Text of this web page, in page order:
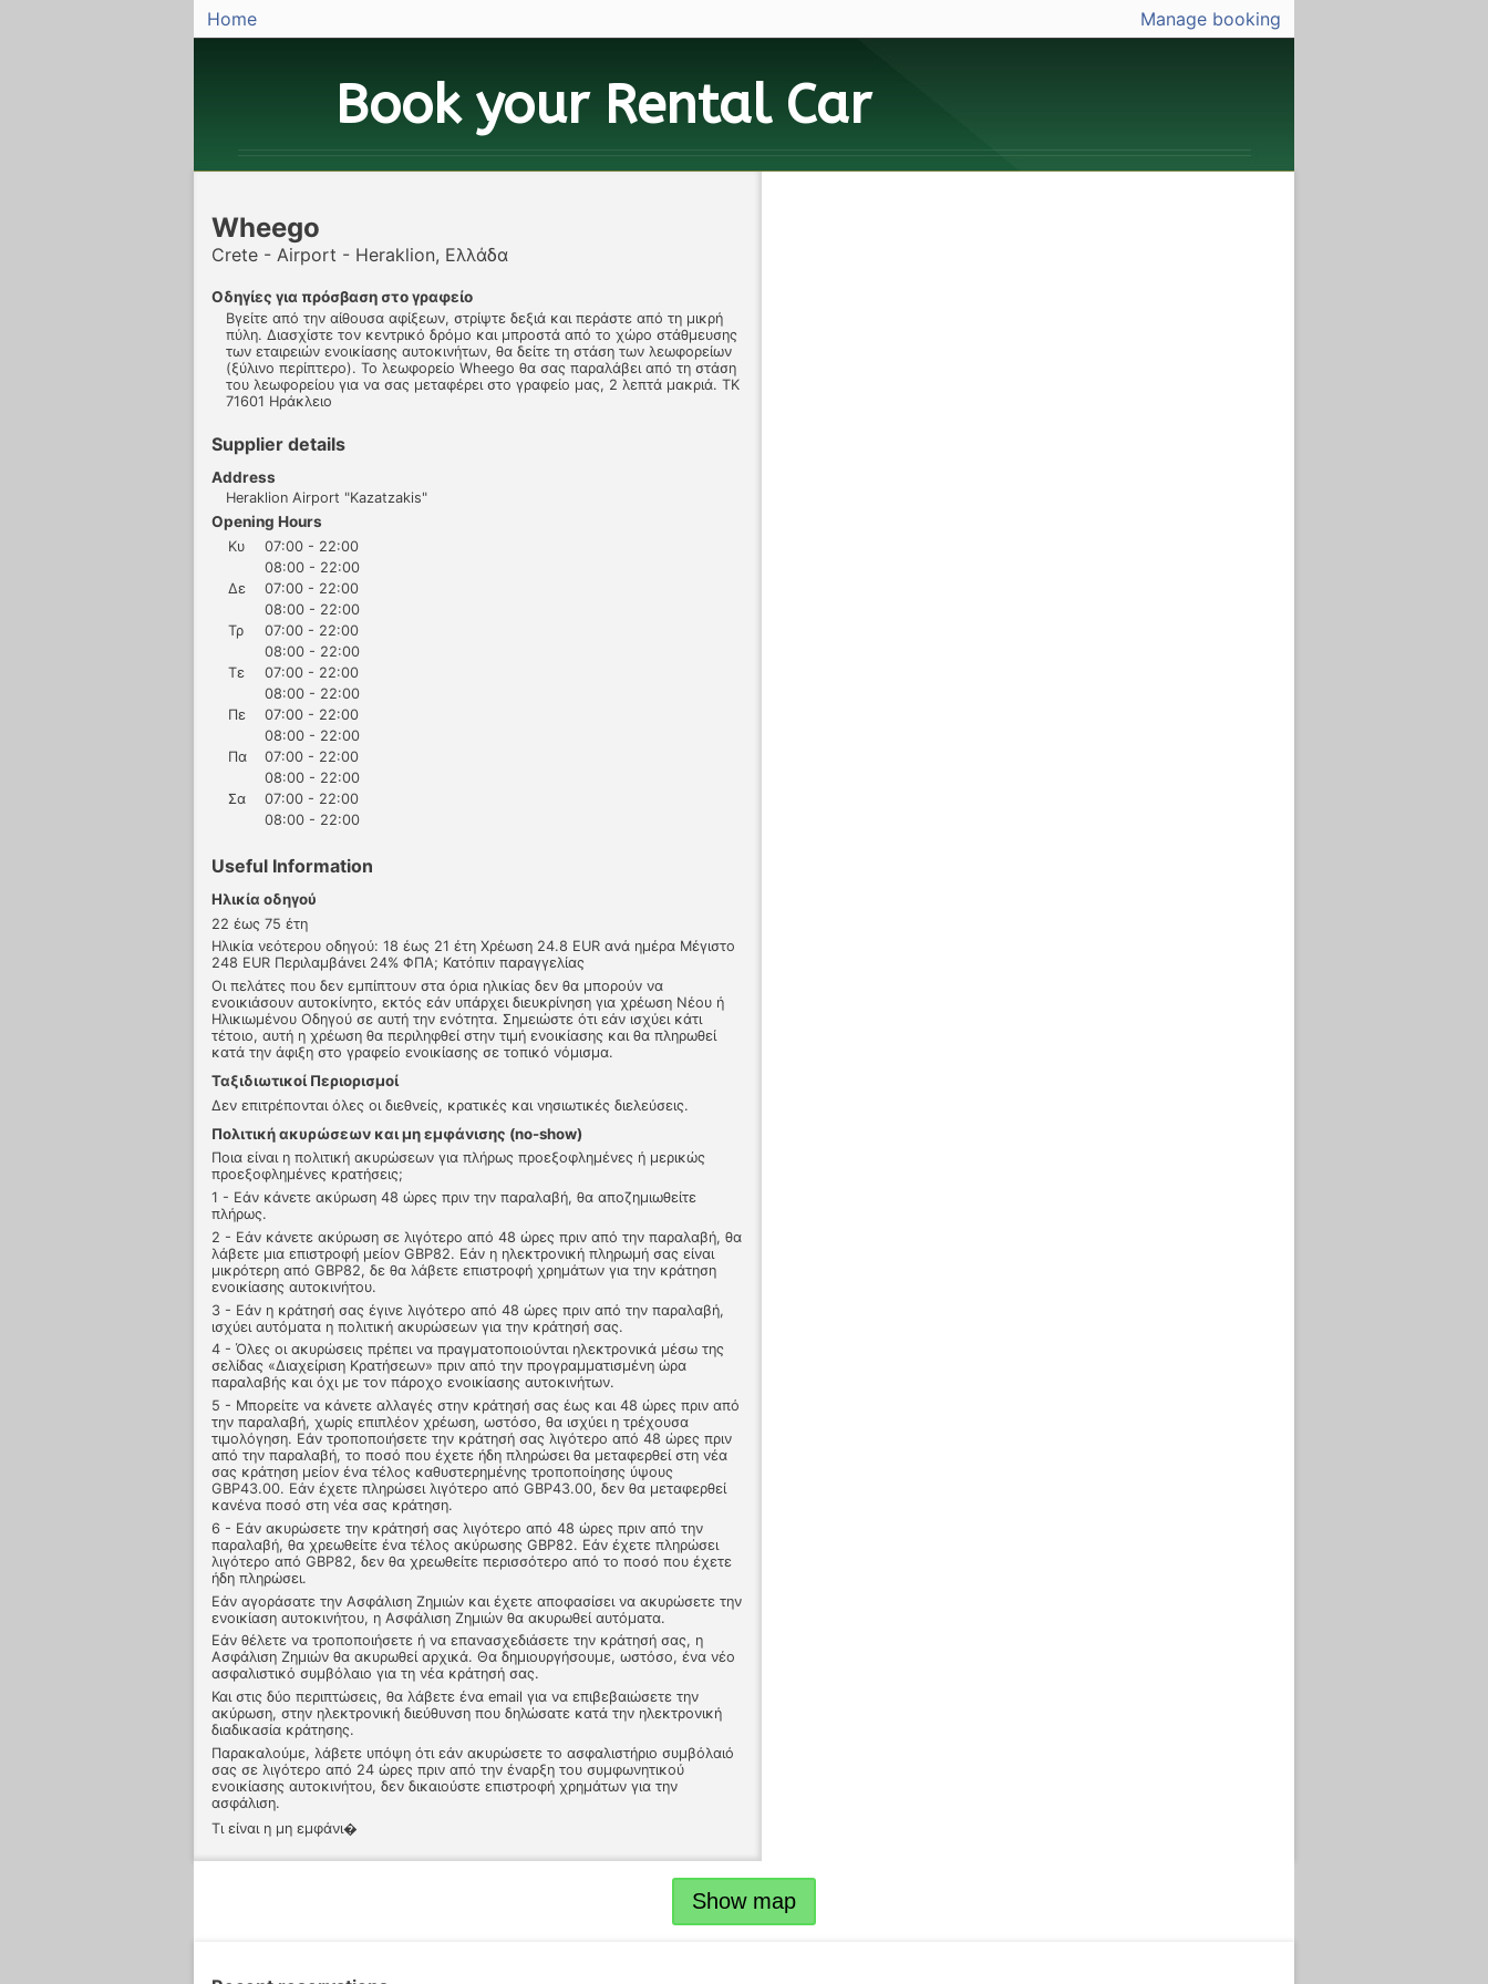
Home Manage booking
Book your Rental Car
Wheego
Crete - Airport - Heraklion, Ελλάδα
Οδηγίες για πρόσβαση στο γραφείο
Βγείτε από την αίθουσα αφίξεων, στρίψτε δεξιά και περάστε από τη μικρή
πύλη. Διασχίστε τον κεντρικό δρόμο και μπροστά από το χώρο στάθμευσης
των εταιρειών ενοικίασης αυτοκινήτων, θα δείτε τη στάση των λεωφορείων
(ξύλινο περίπτερο). Το λεωφορείο Wheego θα σας παραλάβει από τη στάση
του λεωφορείου για να σας μεταφέρει στο γραφείο μας, 2 λεπτά μακριά. ΤΚ
71601 Ηράκλειο
Supplier details
Address
Heraklion Airport "Kazatzakis"
Opening Hours
Κυ
07:00 - 22:00
08:00 - 22:00
Δε
07:00 - 22:00
08:00 - 22:00
Τρ
07:00 - 22:00
08:00 - 22:00
Τε
07:00 - 22:00
08:00 - 22:00
Πε
07:00 - 22:00
08:00 - 22:00
Πα
07:00 - 22:00
08:00 - 22:00
Σα
07:00 - 22:00
08:00 - 22:00
Useful Information
Ηλικία οδηγού
22 έως 75 έτη
Ηλικία νεότερου οδηγού: 18 έως 21 έτη Χρέωση 24.8 EUR ανά ημέρα Μέγιστο
248 EUR Περιλαμβάνει 24% ΦΠΑ; Κατόπιν παραγγελίας
Οι πελάτες που δεν εμπίπτουν στα όρια ηλικίας δεν θα μπορούν να
ενοικιάσουν αυτοκίνητο, εκτός εάν υπάρχει διευκρίνηση για χρέωση Νέου ή
Ηλικιωμένου Οδηγού σε αυτή την ενότητα. Σημειώστε ότι εάν ισχύει κάτι
τέτοιο, αυτή η χρέωση θα περιληφθεί στην τιμή ενοικίασης και θα πληρωθεί
κατά την άφιξη στο γραφείο ενοικίασης σε τοπικό νόμισμα.
Ταξιδιωτικοί Περιορισμοί
Δεν επιτρέπονται όλες οι διεθνείς, κρατικές και νησιωτικές διελεύσεις.
Πολιτική ακυρώσεων και μη εμφάνισης (no-show)
Ποια είναι η πολιτική ακυρώσεων για πλήρως προεξοφλημένες ή μερικώς
προεξοφλημένες κρατήσεις;
1 - Εάν κάνετε ακύρωση 48 ώρες πριν την παραλαβή, θα αποζημιωθείτε
πλήρως.
2 - Εάν κάνετε ακύρωση σε λιγότερο από 48 ώρες πριν από την παραλαβή, θα
λάβετε μια επιστροφή μείον GBP82. Εάν η ηλεκτρονική πληρωμή σας είναι
μικρότερη από GBP82, δε θα λάβετε επιστροφή χρημάτων για την κράτηση
ενοικίασης αυτοκινήτου.
3 - Εάν η κράτησή σας έγινε λιγότερο από 48 ώρες πριν από την παραλαβή,
ισχύει αυτόματα η πολιτική ακυρώσεων για την κράτησή σας.
4 - Όλες οι ακυρώσεις πρέπει να πραγματοποιούνται ηλεκτρονικά μέσω της
σελίδας «Διαχείριση Κρατήσεων» πριν από την προγραμματισμένη ώρα
παραλαβής και όχι με τον πάροχο ενοικίασης αυτοκινήτων.
5 - Μπορείτε να κάνετε αλλαγές στην κράτησή σας έως και 48 ώρες πριν από
την παραλαβή, χωρίς επιπλέον χρέωση, ωστόσο, θα ισχύει η τρέχουσα
τιμολόγηση. Εάν τροποποιήσετε την κράτησή σας λιγότερο από 48 ώρες πριν
από την παραλαβή, το ποσό που έχετε ήδη πληρώσει θα μεταφερθεί στη νέα
σας κράτηση μείον ένα τέλος καθυστερημένης τροποποίησης ύψους
GBP43.00. Εάν έχετε πληρώσει λιγότερο από GBP43.00, δεν θα μεταφερθεί
κανένα ποσό στη νέα σας κράτηση.
6 - Εάν ακυρώσετε την κράτησή σας λιγότερο από 48 ώρες πριν από την
παραλαβή, θα χρεωθείτε ένα τέλος ακύρωσης GBP82. Εάν έχετε πληρώσει
λιγότερο από GBP82, δεν θα χρεωθείτε περισσότερο από το ποσό που έχετε
ήδη πληρώσει.
Εάν αγοράσατε την Ασφάλιση Ζημιών και έχετε αποφασίσει να ακυρώσετε την
ενοικίαση αυτοκινήτου, η Ασφάλιση Ζημιών θα ακυρωθεί αυτόματα.
Εάν θέλετε να τροποποιήσετε ή να επανασχεδιάσετε την κράτησή σας, η
Ασφάλιση Ζημιών θα ακυρωθεί αρχικά. Θα δημιουργήσουμε, ωστόσο, ένα νέο
ασφαλιστικό συμβόλαιο για τη νέα κράτησή σας.
Και στις δύο περιπτώσεις, θα λάβετε ένα email για να επιβεβαιώσετε την
ακύρωση, στην ηλεκτρονική διεύθυνση που δηλώσατε κατά την ηλεκτρονική
διαδικασία κράτησης.
Παρακαλούμε, λάβετε υπόψη ότι εάν ακυρώσετε το ασφαλιστήριο συμβόλαιό
σας σε λιγότερο από 24 ώρες πριν από την έναρξη του συμφωνητικού
ενοικίασης αυτοκινήτου, δεν δικαιούστε επιστροφή χρημάτων για την
ασφάλιση.
Τι είναι η μη εμφάνι�
Show map